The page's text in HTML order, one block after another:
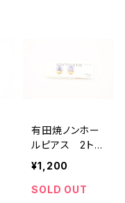
有田焼ノンホー
ルピアス 2トー
ン パープル×
ゴールド
¥1,200
SOLD OUT